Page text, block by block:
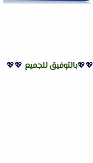
💖💖بالتوفيق للجميع 💖💖